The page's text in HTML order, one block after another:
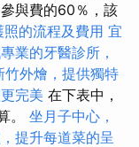
與費的60％，該
的流程及費用 宜
業的牙醫診所，
竹外燴，提供獨特
完美 在下表中，
。 坐月子中心，
提升每道菜的呈